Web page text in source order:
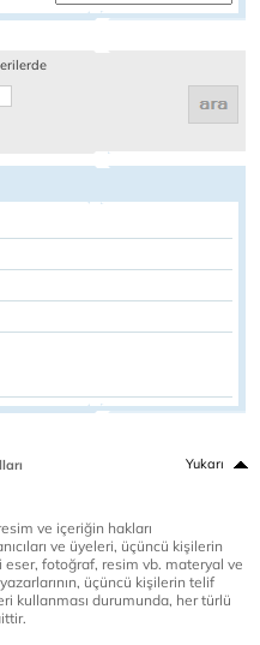
Yukarı
ve içeriğin hakları
ve üyeleri, üçüncü kişilerin
fotoğraf, resim vb. materyal ve
üçüncü kişilerin telif
kullanması durumunda, her türlü